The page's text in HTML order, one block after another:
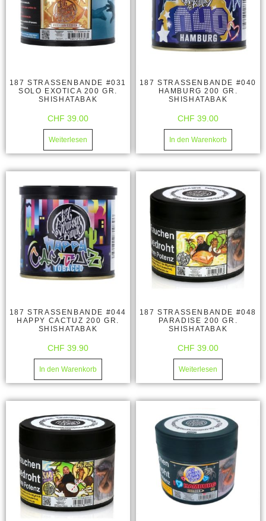
187 STRASSENBANDE #031
SOLO EXOTICA 200 GR.
SHISHATABAK
CHF 39.00
Weiterlesen
187 STRASSENBANDE #040
HAMBURG 200 GR.
SHISHATABAK
CHF 39.00
In den Warenkorb
187 STRASSENBANDE #044
HAPPY CACTUZ 200 GR.
SHISHATABAK
CHF 39.90
In den Warenkorb
187 STRASSENBANDE #048
PARADISE 200 GR.
SHISHATABAK
CHF 39.00
Weiterlesen